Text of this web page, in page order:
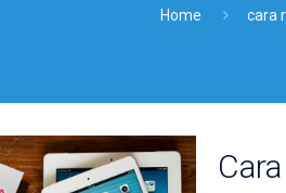
Home cara